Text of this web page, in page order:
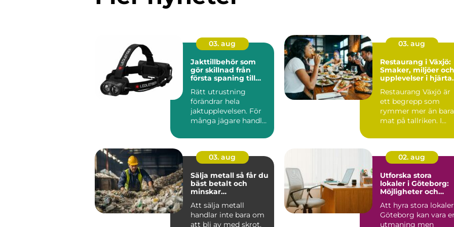
03. aug
Jakttillbehör som
gör skillnad från
första spaning till
Rätt utrustning
förändrar hela
jaktupplevelsen. För
många jägare handlar
mest pr...
03. aug
Restaurang i Växjö:
Smaker, miljöer och
upplevelser i
Restaurang Växjö är
ett begrepp som
rymmer mer än bara
mat på tallriken. I...
03. aug
Sälja metall så får du
bäst betalt och
minskar
Att sälja metall
handlar inte bara om
att bli av med skrot.
02. aug
Utforska stora
lokaler i Göteborg:
Möjligheter och
Att hyra stora
Göteborg kan vara
utmaning men